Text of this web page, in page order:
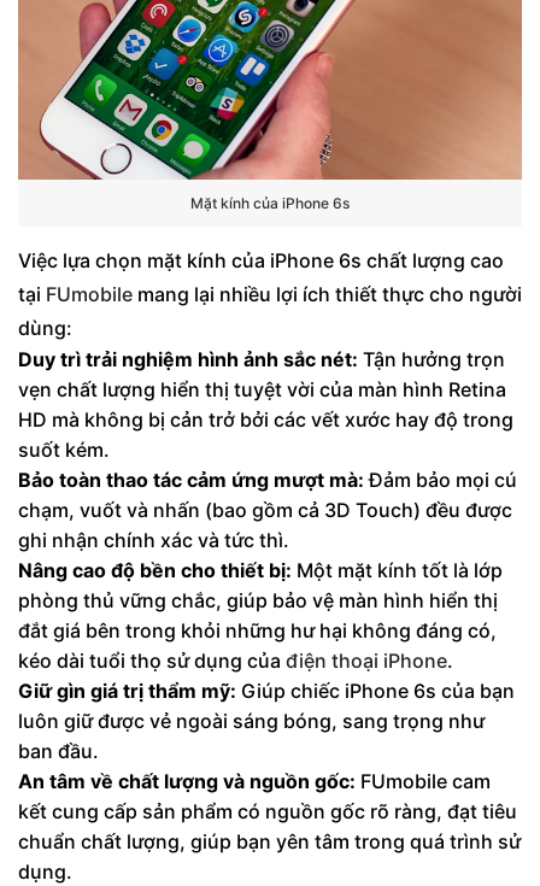
Mặt kính của iPhone 6s
Việc lựa chọn mặt kính của iPhone 6s chất lượng cao
tại FUmobile mang lại nhiều lợi ích thiết thực cho người
dùng:
Duy trì trải nghiệm hình ảnh sắc nét: Tận hưởng trọn
vẹn chất lượng hiển thị tuyệt vời của màn hình Retina
HD mà không bị cản trở bởi các vết xước hay độ trong
suốt kém.
Bảo toàn thao tác cảm ứng mượt mà: Đảm bảo mọi cú
chạm, vuốt và nhấn (bao gồm cả 3D Touch) đều được
ghi nhận chính xác và tức thì.
Nâng cao độ bền cho thiết bị: Một mặt kính tốt là lớp
phòng thủ vững chắc, giúp bảo vệ màn hình hiển thị
đắt giá bên trong khỏi những hư hại không đáng có,
kéo dài tuổi thọ sử dụng của điện thoại iPhone.
Giữ gìn giá trị thẩm mỹ: Giúp chiếc iPhone 6s của bạn
luôn giữ được vẻ ngoài sáng bóng, sang trọng như
ban đầu.
An tâm về chất lượng và nguồn gốc: FUmobile cam
kết cung cấp sản phẩm có nguồn gốc rõ ràng, đạt tiêu
chuẩn chất lượng, giúp bạn yên tâm trong quá trình sử
dụng.